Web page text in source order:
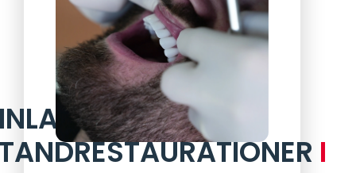
OCH ONLAY
I